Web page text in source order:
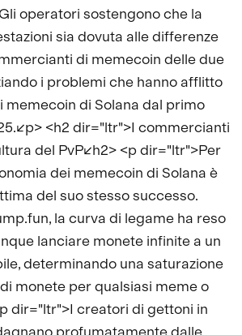
operatori sostengono che la
sia dovuta alle differenze
di memecoin delle due
i problemi che hanno afflitto
memecoin di Solana dal primo
p> <h2 dir="ltr">I commercianti
del PvP</h2> <p dir="ltr">Per
dei memecoin di Solana è
del suo stesso successo.
la curva di legame ha reso
lanciare monete infinite a un
determinando una saturazione
monete per qualsiasi meme o
dir="ltr">I creatori di gettoni in
profumatamente dalle